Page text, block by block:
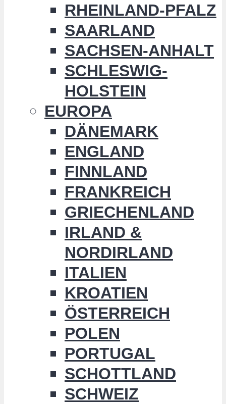
RHEINLAND-PFALZ
SAARLAND
SACHSEN-ANHALT
SCHLESWIG-
HOLSTEIN
EUROPA
DÄNEMARK
ENGLAND
FINNLAND
FRANKREICH
GRIECHENLAND
IRLAND &
NORDIRLAND
ITALIEN
KROATIEN
ÖSTERREICH
POLEN
PORTUGAL
SCHOTTLAND
SCHWEIZ